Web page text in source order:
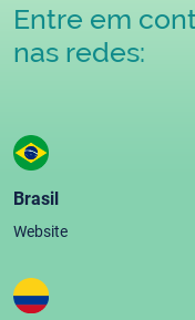
Entre em
nas redes:
Brasil
Website